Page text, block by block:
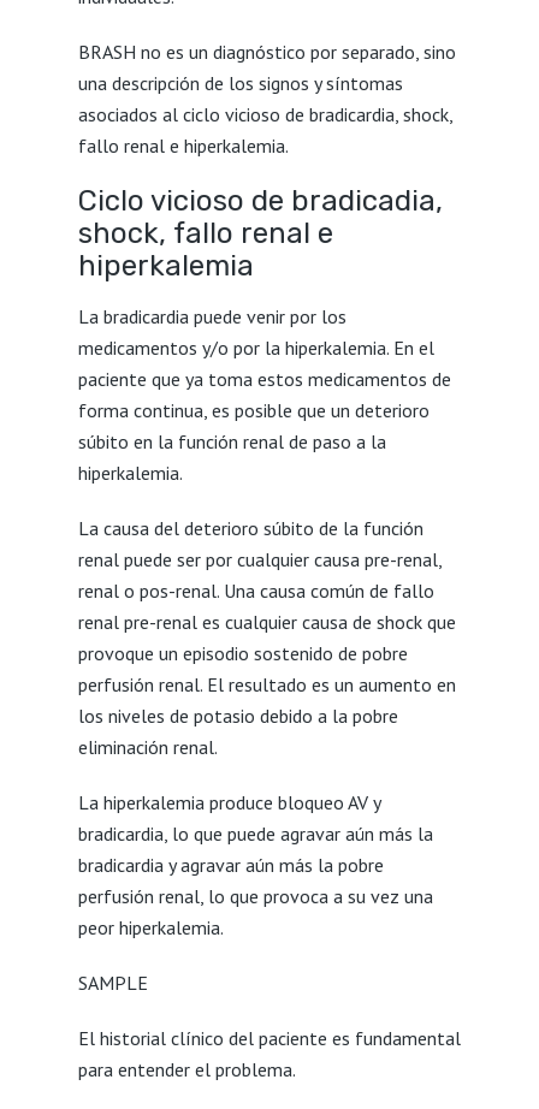
BRASH no es un diagnóstico por separado, sino
una descripción de los signos y síntomas
asociados al ciclo vicioso de bradicardia, shock,
fallo renal e hiperkalemia.
Ciclo vicioso de bradicadia,
shock, fallo renal e
hiperkalemia
La bradicardia puede venir por los
medicamentos y/o por la hiperkalemia. En el
paciente que ya toma estos medicamentos de
forma continua, es posible que un deterioro
súbito en la función renal de paso a la
hiperkalemia.
La causa del deterioro súbito de la función
renal puede ser por cualquier causa pre-renal,
renal o pos-renal. Una causa común de fallo
renal pre-renal es cualquier causa de shock que
provoque un episodio sostenido de pobre
perfusión renal. El resultado es un aumento en
los niveles de potasio debido a la pobre
eliminación renal.
La hiperkalemia produce bloqueo AV y
bradicardia, lo que puede agravar aún más la
bradicardia y agravar aún más la pobre
perfusión renal, lo que provoca a su vez una
peor hiperkalemia.
SAMPLE
El historial clínico del paciente es fundamental
para entender el problema.